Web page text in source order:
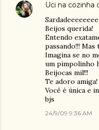
Uci na cozinha
Beijos querida!
Entendo
passando!!!
Imagina se no
um pimpolinho
Beijocas mil!!!
Te adoro amiga!
Você é única e
bjs
24/9/09 9:36 AM